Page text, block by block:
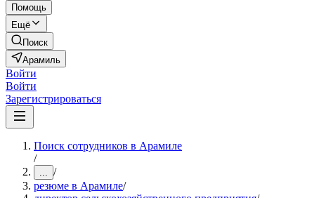
Помощь
Ещё
Поиск
Арамиль
Войти
Войти
Зарегистрироваться
Поиск сотрудников в Арамиле
/
... /
резюме в Арамиле/